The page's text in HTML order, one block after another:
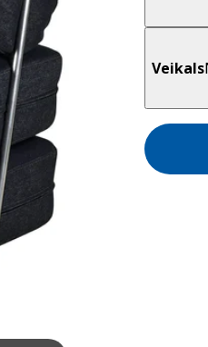
Veikals